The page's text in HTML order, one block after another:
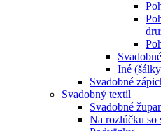
Iné
Svadobné
Svadobný textil
Svadobné
Na rozlúčku so